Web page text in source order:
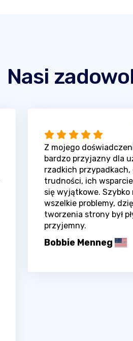
Nasi
Z mojego
bardzo przyjazny dla
rzadkich przypadkach,
trudności, ich
się wyjątkowe.
wszelkie problemy,
tworzenia strony był
przyjemny.
Bobbie Menneg